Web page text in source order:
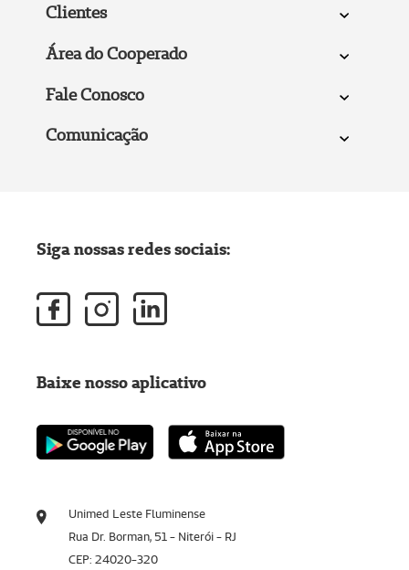
Clientes
Área do Cooperado
Fale Conosco
Comunicação
Unimed Leste Fluminense
Rua Dr. Borman, 51 - Niterói - RJ
CEP: 24020-320
Siga nossas redes sociais:
Baixe nosso aplicativo